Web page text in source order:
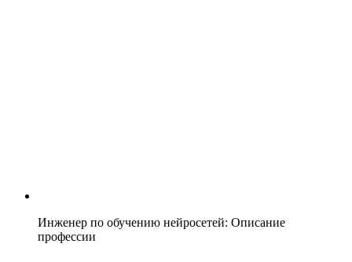
Инженер по обучению нейросетей: Описание
профессии